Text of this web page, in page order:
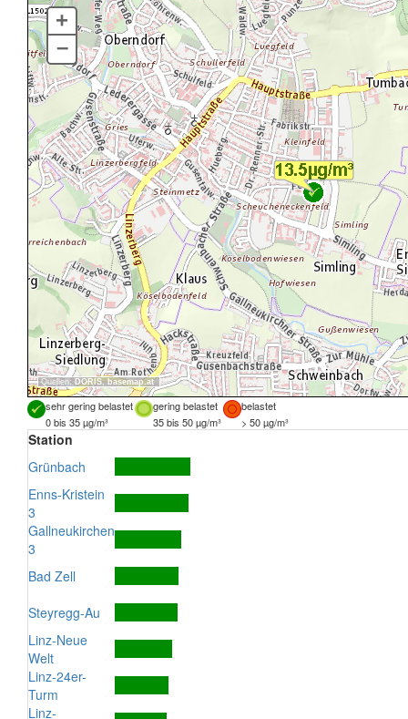
Quellen: DORIS, basemap.at
+
–
sehr gering belastet gering belastet
belastet
0 bis 35 µg/m³
35 bis 50 µg/m³ > 50 µg/m³
Station
Grünbach
Enns-Kristein
3
Gallneukirchen
3
Bad Zell
Steyregg-Au
Linz-Neue
Welt
Linz-24er-
Turm
Linz-